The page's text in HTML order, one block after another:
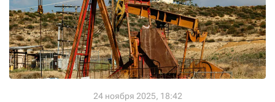
24 ноября 2025, 18:42